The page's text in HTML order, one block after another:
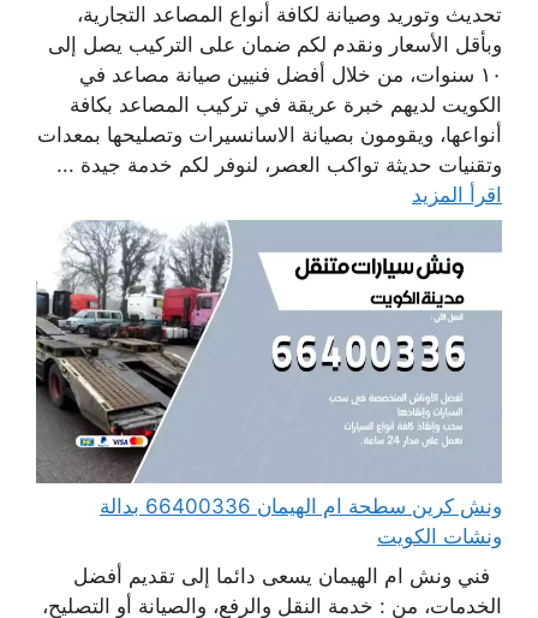
تحديث وتوريد وصيانة لكافة أنواع المصاعد التجارية،
وبأقل الأسعار ونقدم لكم ضمان على التركيب يصل إلى
١٠ سنوات، من خلال أفضل فنيين صيانة مصاعد في
الكويت لديهم خبرة عريقة في تركيب المصاعد بكافة
أنواعها، ويقومون بصيانة الاسانسيرات وتصليحها بمعدات
وتقنيات حديثة تواكب العصر، لنوفر لكم خدمة جيدة ...
اقرأ المزيد
ونش كرين سطحة ام الهيمان 66400336 بدالة
ونشات الكويت
فني ونش ام الهيمان يسعى دائما إلى تقديم أفضل
الخدمات، من : خدمة النقل والرفع، والصيانة أو التصليح،